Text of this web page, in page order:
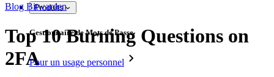
Produits
Gestionnaire de Mots de Passe
Pour un usage personnel
Blog Bitwarden
Top 10 Burning Questions on
2FA